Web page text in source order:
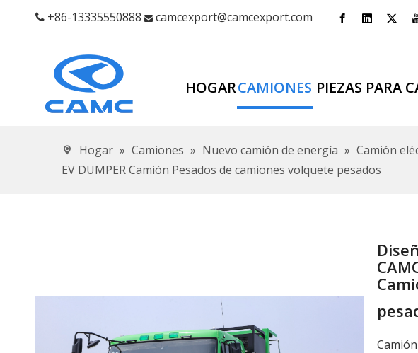
 +86-13335550888  camcexport@camcexport.com
HOGARCAMIONES PIEZAS PARA
Hogar » Camiones » Nuevo camión de energía » Camión
EV DUMPER Camión Pesados ​​de camiones volquete pesados